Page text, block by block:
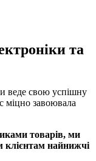
та
веде свою успішну
міцно завоювала
товарів, ми
найнижчі